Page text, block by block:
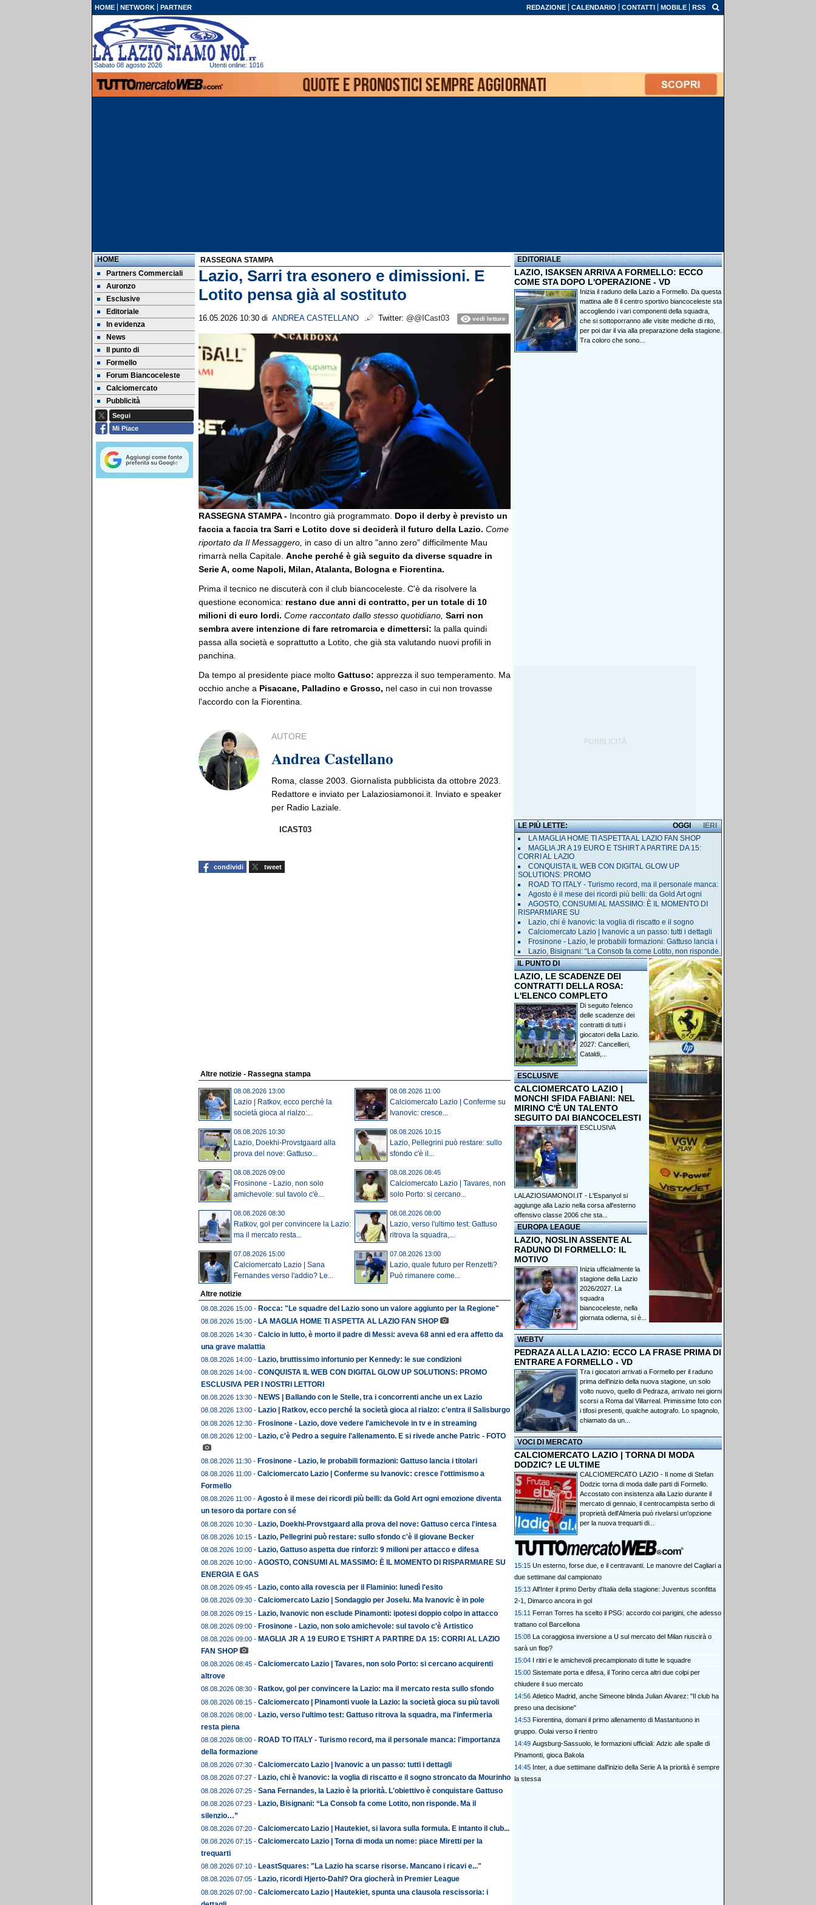
HOME NETWORK PARTNER REDAZIONE CALENDARIO CONTATTI MOBILE RSS
Sabato 08 agosto 2026 Utenti online: 1016
HOME
Partners Commerciali
Auronzo
Esclusive
Editoriale
In evidenza
News
Il punto di
Formello
Forum Biancoceleste
Calciomercato
Pubblicità
Segui
Mi Piace
RASSEGNA STAMPA
Lazio, Sarri tra esonero e dimissioni. E
Lotito pensa già al sostituto
16.05.2026 10:30 di ANDREA CASTELLANO Twitter: @@ICast03 vedi letture
RASSEGNA STAMPA - Incontro già programmato. Dopo il derby è previsto un
faccia a faccia tra Sarri e Lotito dove si deciderà il futuro della Lazio. Come
riportato da Il Messaggero, in caso di un altro "anno zero" difficilmente Mau
rimarrà nella Capitale. Anche perché è già seguito da diverse squadre in
Serie A, come Napoli, Milan, Atalanta, Bologna e Fiorentina.
Prima il tecnico ne discuterà con il club biancoceleste. C'è da risolvere la
questione economica: restano due anni di contratto, per un totale di 10
milioni di euro lordi. Come raccontato dallo stesso quotidiano, Sarri non
sembra avere intenzione di fare retromarcia e dimettersi: la palla quindi
passa alla società e soprattutto a Lotito, che già sta valutando nuovi profili in
panchina.
Da tempo al presidente piace molto Gattuso: apprezza il suo temperamento. Ma
occhio anche a Pisacane, Palladino e Grosso, nel caso in cui non trovasse
l'accordo con la Fiorentina.
AUTORE
Andrea Castellano
Roma, classe 2003. Giornalista pubblicista da ottobre 2023.
Redattore e inviato per Lalaziosiamonoi.it. Inviato e speaker
per Radio Laziale.
ICAST03
condividi tweet
Altre notizie - Rassegna stampa
08.08.2026 13:00
Lazio | Ratkov, ecco perché la
società gioca al rialzo:...
08.08.2026 11:00
Calciomercato Lazio | Conferme su
Ivanovic: cresce...
08.08.2026 10:30
Lazio, Doekhi-Provstgaard alla
prova del nove: Gattuso...
08.08.2026 10:15
Lazio, Pellegrini può restare: sullo
sfondo c'è il...
08.08.2026 09:00
Frosinone - Lazio, non solo
amichevole: sul tavolo c'è...
08.08.2026 08:45
Calciomercato Lazio | Tavares, non
solo Porto: si cercano...
08.08.2026 08:30
Ratkov, gol per convincere la Lazio:
ma il mercato resta...
08.08.2026 08:00
Lazio, verso l'ultimo test: Gattuso
ritrova la squadra,...
07.08.2026 15:00
Calciomercato Lazio | Sana
Fernandes verso l'addio? Le...
07.08.2026 13:00
Lazio, quale futuro per Renzetti?
Può rimanere come...
Altre notizie
08.08.2026 15:00 - Rocca: "Le squadre del Lazio sono un valore aggiunto per la Regione"
08.08.2026 15:00 - LA MAGLIA HOME TI ASPETTA AL LAZIO FAN SHOP
08.08.2026 14:30 - Calcio in lutto, è morto il padre di Messi: aveva 68 anni ed era affetto da
una grave malattia
08.08.2026 14:00 - Lazio, bruttissimo infortunio per Kennedy: le sue condizioni
08.08.2026 14:00 - CONQUISTA IL WEB CON DIGITAL GLOW UP SOLUTIONS: PROMO
ESCLUSIVA PER I NOSTRI LETTORI
08.08.2026 13:30 - NEWS | Ballando con le Stelle, tra i concorrenti anche un ex Lazio
08.08.2026 13:00 - Lazio | Ratkov, ecco perché la società gioca al rialzo: c'entra il Salisburgo
08.08.2026 12:30 - Frosinone - Lazio, dove vedere l'amichevole in tv e in streaming
08.08.2026 12:00 - Lazio, c'è Pedro a seguire l'allenamento. E si rivede anche Patric - FOTO
08.08.2026 11:30 - Frosinone - Lazio, le probabili formazioni: Gattuso lancia i titolari
08.08.2026 11:00 - Calciomercato Lazio | Conferme su Ivanovic: cresce l'ottimismo a
Formello
08.08.2026 11:00 - Agosto è il mese dei ricordi più belli: da Gold Art ogni emozione diventa
un tesoro da portare con sé
08.08.2026 10:30 - Lazio, Doekhi-Provstgaard alla prova del nove: Gattuso cerca l'intesa
08.08.2026 10:15 - Lazio, Pellegrini può restare: sullo sfondo c'è il giovane Becker
08.08.2026 10:00 - Lazio, Gattuso aspetta due rinforzi: 9 milioni per attacco e difesa
08.08.2026 10:00 - AGOSTO, CONSUMI AL MASSIMO: È IL MOMENTO DI RISPARMIARE SU
ENERGIA E GAS
08.08.2026 09:45 - Lazio, conto alla rovescia per il Flaminio: lunedì l'esito
08.08.2026 09:30 - Calciomercato Lazio | Sondaggio per Joselu. Ma Ivanovic è in pole
08.08.2026 09:15 - Lazio, Ivanovic non esclude Pinamonti: ipotesi doppio colpo in attacco
08.08.2026 09:00 - Frosinone - Lazio, non solo amichevole: sul tavolo c'è Artistico
08.08.2026 09:00 - MAGLIA JR A 19 EURO E TSHIRT A PARTIRE DA 15: CORRI AL LAZIO
FAN SHOP
08.08.2026 08:45 - Calciomercato Lazio | Tavares, non solo Porto: si cercano acquirenti
altrove
08.08.2026 08:30 - Ratkov, gol per convincere la Lazio: ma il mercato resta sullo sfondo
08.08.2026 08:15 - Calciomercato | Pinamonti vuole la Lazio: la società gioca su più tavoli
08.08.2026 08:00 - Lazio, verso l'ultimo test: Gattuso ritrova la squadra, ma l'infermeria
resta piena
08.08.2026 08:00 - ROAD TO ITALY - Turismo record, ma il personale manca: l'importanza
della formazione
08.08.2026 07:30 - Calciomercato Lazio | Ivanovic a un passo: tutti i dettagli
08.08.2026 07:27 - Lazio, chi è Ivanovic: la voglia di riscatto e il sogno stroncato da Mourinho
08.08.2026 07:25 - Sana Fernandes, la Lazio è la priorità. L'obiettivo è conquistare Gattuso
08.08.2026 07:23 - Lazio, Bisignani: “La Consob fa come Lotito, non risponde. Ma il
silenzio…”
08.08.2026 07:20 - Calciomercato Lazio | Hautekiet, si lavora sulla formula. E intanto il club...
08.08.2026 07:15 - Calciomercato Lazio | Torna di moda un nome: piace Miretti per la
trequarti
08.08.2026 07:10 - LeastSquares: "La Lazio ha scarse risorse. Mancano i ricavi e..."
08.08.2026 07:05 - Lazio, ricordi Hjerto-Dahl? Ora giocherà in Premier League
08.08.2026 07:00 - Calciomercato Lazio | Hautekiet, spunta una clausola rescissoria: i
EDITORIALE
LAZIO, ISAKSEN ARRIVA A FORMELLO: ECCO
COME STA DOPO L'OPERAZIONE - VD
Inizia il raduno della Lazio a Formello. Da questa
mattina alle 8 il centro sportivo biancoceleste sta
accogliendo i vari componenti della squadra,
che si sottoporranno alle visite mediche di rito,
per poi dar il via alla preparazione della stagione.
Tra coloro che sono...
LE PIÙ LETTE: IERI
OGGI
LA MAGLIA HOME TI ASPETTA AL LAZIO FAN SHOP
MAGLIA JR A 19 EURO E TSHIRT A PARTIRE DA 15:
CORRI AL LAZIO
CONQUISTA IL WEB CON DIGITAL GLOW UP
SOLUTIONS: PROMO
ROAD TO ITALY - Turismo record, ma il personale manca:
Agosto è il mese dei ricordi più belli: da Gold Art ogni
AGOSTO, CONSUMI AL MASSIMO: È IL MOMENTO DI
RISPARMIARE SU
Lazio, chi è Ivanovic: la voglia di riscatto e il sogno
Calciomercato Lazio | Ivanovic a un passo: tutti i dettagli
Frosinone - Lazio, le probabili formazioni: Gattuso lancia i
Lazio, Bisignani: “La Consob fa come Lotito, non risponde.
IL PUNTO DI
LAZIO, LE SCADENZE DEI
CONTRATTI DELLA ROSA:
L'ELENCO COMPLETO
Di seguito l'elenco
delle scadenze dei
contratti di tutti i
giocatori della Lazio.
2027: Cancellieri,
Cataldi,...
ESCLUSIVE
CALCIOMERCATO LAZIO |
MONCHI SFIDA FABIANI: NEL
MIRINO C'È UN TALENTO
SEGUITO DAI BIANCOCELESTI
ESCLUSIVA
LALAZIOSIAMONOI.IT - L'Espanyol si
aggiunge alla Lazio nella corsa all'esterno
offensivo classe 2006 che sta...
EUROPA LEAGUE
LAZIO, NOSLIN ASSENTE AL
RADUNO DI FORMELLO: IL
MOTIVO
Inizia ufficialmente la
stagione della Lazio
2026/2027. La
squadra
biancoceleste, nella
giornata odierna, si è...
WEBTV
PEDRAZA ALLA LAZIO: ECCO LA FRASE PRIMA DI
ENTRARE A FORMELLO - VD
Tra i giocatori arrivati a Formello per il raduno
prima dell'inizio della nuova stagione, un solo
volto nuovo, quello di Pedraza, arrivato nei giorni
scorsi a Roma dal Villarreal. Primissime foto con
i tifosi presenti, qualche autografo. Lo spagnolo,
chiamato da un...
VOCI DI MERCATO
CALCIOMERCATO LAZIO | TORNA DI MODA
DODZIC? LE ULTIME
CALCIOMERCATO LAZIO - Il nome di Stefan
Dodzic torna di moda dalle parti di Formello.
Accostato con insistenza alla Lazio durante il
mercato di gennaio, il centrocampista serbo di
proprietà dell'Almeria può rivelarsi un'opzione
per la nuova trequarti di...
15:15 Un esterno, forse due, e il centravanti. Le manovre del Cagliari a
due settimane dal campionato
15:13 All'Inter il primo Derby d'Italia della stagione: Juventus sconfitta
2-1, Dimarco ancora in gol
15:11 Ferran Torres ha scelto il PSG: accordo coi parigini, che adesso
trattano col Barcellona
15:08 La coraggiosa inversione a U sul mercato del Milan riuscirà o
sarà un flop?
15:04 I ritiri e le amichevoli precampionato di tutte le squadre
15:00 Sistemate porta e difesa, il Torino cerca altri due colpi per
chiudere il suo mercato
14:56 Atletico Madrid, anche Simeone blinda Julian Alvarez: "Il club ha
preso una decisione"
14:53 Fiorentina, domani il primo allenamento di Mastantuono in
gruppo. Oulai verso il rientro
14:49 Augsburg-Sassuolo, le formazioni ufficiali: Adzic alle spalle di
Pinamonti, gioca Bakola
14:45 Inter, a due settimane dall'inizio della Serie A la priorità è sempre
la stessa